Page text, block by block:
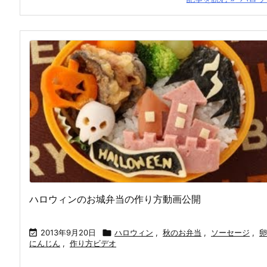
ハロウィンのお城弁当の作り方動画公開
 2013年9月20日  ハロウィン , 秋のお弁当 , ソーセージ ,
卵
にんじん , 作り方ビデオ